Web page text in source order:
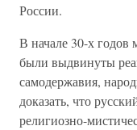
России.
В начале 30-х
были выдвинуты
самодержавия,
доказать, что
религиозно-